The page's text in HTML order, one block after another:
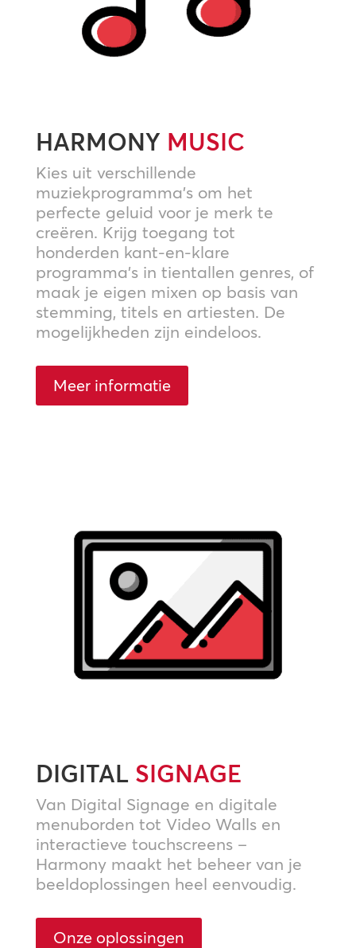
HARMONY MUSIC
Kies uit verschillende
muziekprogramma’s om het
perfecte geluid voor je merk te
creëren. Krijg toegang tot
honderden kant-en-klare
programma’s in tientallen genres, of
maak je eigen mixen op basis van
stemming, titels en artiesten. De
mogelijkheden zijn eindeloos.
Meer informatie
DIGITAL SIGNAGE
Van Digital Signage en digitale
menuborden tot Video Walls en
interactieve touchscreens –
Harmony maakt het beheer van je
beeldoplossingen heel eenvoudig.
Onze oplossingen